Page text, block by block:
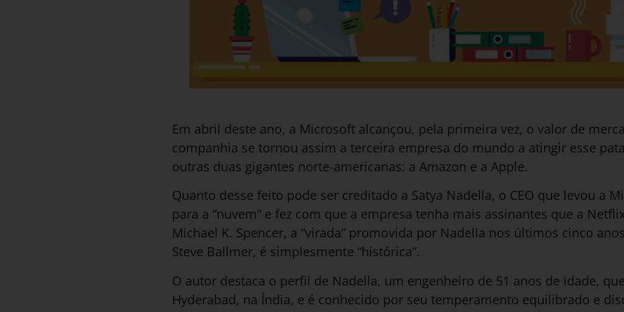
Em abril deste ano, a Microsoft alcançou, pela primeira vez, o valor de
companhia se tornou assim a terceira empresa do mundo a atingir esse
outras duas gigantes norte-americanas: a Amazon e a Apple.
Quanto desse feito pode ser creditado a Satya Nadella, o CEO que levou a
para a “nuvem” e fez com que a empresa tenha mais assinantes que a
Michael K. Spencer, a “virada” promovida por Nadella nos últimos cinco
Steve Ballmer, é simplesmente “histórica”.
O autor destaca o perfil de Nadella, um engenheiro de 51 anos de idade,
Hyderabad, na Índia, e é conhecido por seu temperamento equilibrado e